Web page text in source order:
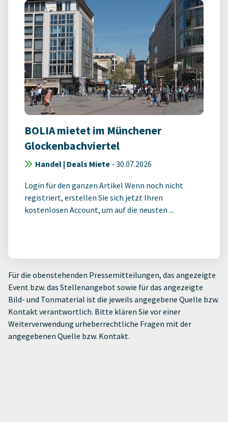
BOLIA mietet im Münchener
Glockenbachviertel
Handel | Deals Miete - 30.07.2026
Login für den ganzen Artikel Wenn noch nicht
registriert, erstellen Sie sich jetzt Ihren
kostenlosen Account, um auf die neusten ...
Für die obenstehenden Pressemitteilungen, das angezeigte
Event bzw. das Stellenangebot sowie für das angezeigte
Bild- und Tonmaterial ist die jeweils angegebene Quelle bzw.
Kontakt verantwortlich. Bitte klären Sie vor einer
Weiterverwendung urheberrechtliche Fragen mit der
angegebenen Quelle bzw. Kontakt.